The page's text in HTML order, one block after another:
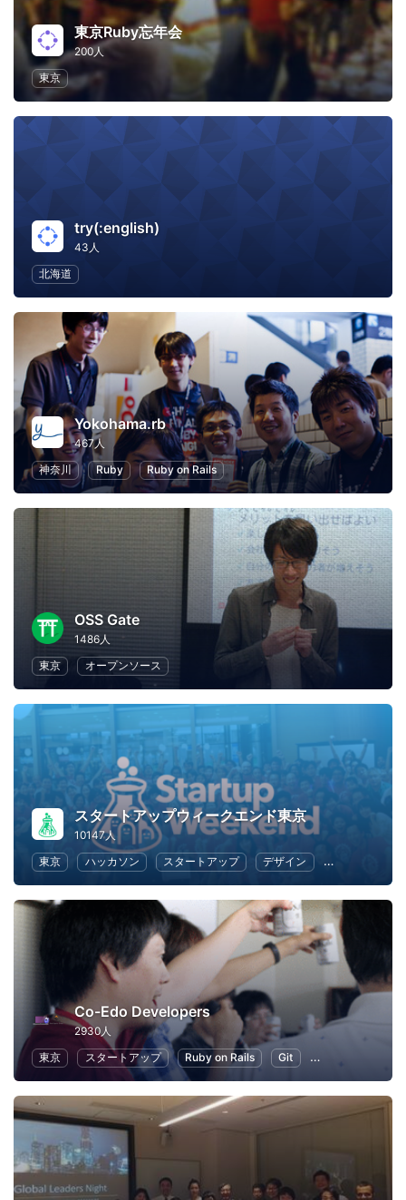
東京Ruby忘年会
200人
東京
try(:english)
43人
北海道
Yokohama.rb
467人
神奈川
Ruby Ruby on Rails
OSS Gate
1486人
東京
オープンソース
スタートアップウィークエンド東京
10147人
東京
ハッカソン スタートアップ デザイン マーケティング
Co-Edo Developers
2930人
東京
スタートアップ Ruby on Rails Git プログラミング